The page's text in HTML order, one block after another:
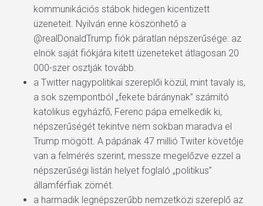
kommunikációs stábok hidegen kicentizett
üzeneteit. Nyilván enne köszönhető a
@realDonaldTrump fiók páratlan népszerűsége: az
elnök saját fiókjára kitett üzeneteket átlagosan 20
000-szer osztják tovább.
a Twitter nagypolitikai szereplői közül, mint tavaly is,
a sok szempontból „fekete báránynak” számító
katolikus egyházfő, Ferenc pápa emelkedik ki,
népszerűségét tekintve nem sokban maradva el
Trump mögött. A pápának 47 millió Twiter követője
van a felmérés szerint, messze megelőzve ezzel a
népszerűségi listán helyet foglaló „politikus”
államférfiak zömét.
a harmadik legnépszerűbb nemzetközi szereplő az